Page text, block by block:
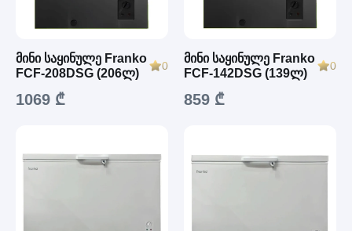
მინი საყინულე Franko
FCF-208DSG (206ლ)
0
1069 ₾
მინი საყინულე Franko
FCF-142DSG (139ლ)
0
859 ₾